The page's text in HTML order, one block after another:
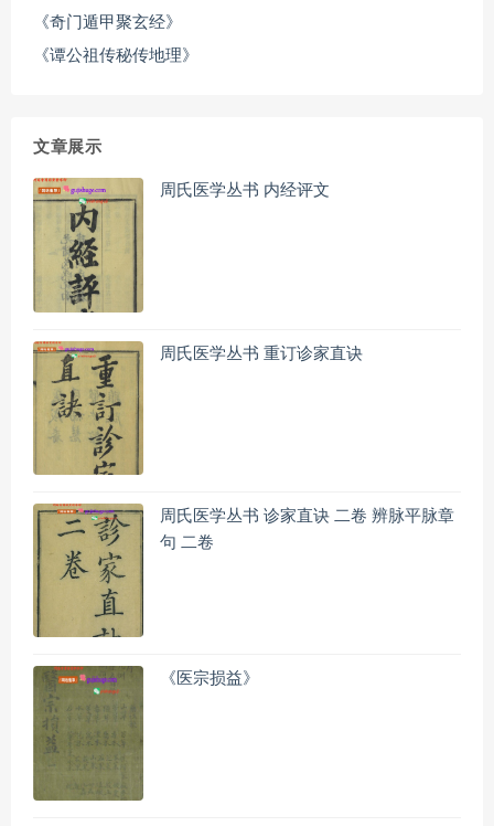
《奇门遁甲聚玄经》
《谭公祖传秘传地理》
文章展示
周氏医学丛书 内经评文
周氏医学丛书 重订诊家直诀
周氏医学丛书 诊家直诀 二卷 辨脉平脉章
句 二卷
《医宗损益》